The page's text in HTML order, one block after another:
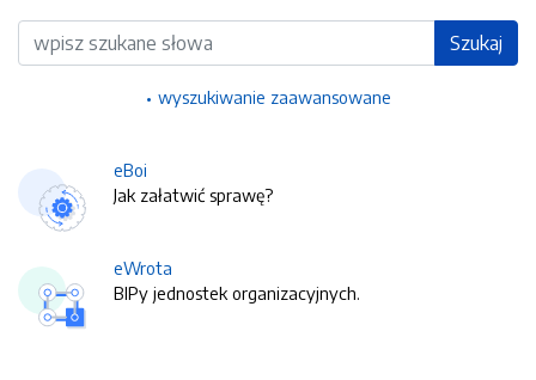
Wyszukiwarka Szukaj
wyszukiwanie zaawansowane
eBoi
Jak załatwić sprawę?
eWrota
BIPy jednostek organizacyjnych.